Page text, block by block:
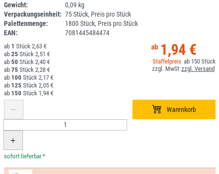
Gewicht:
0,09 kg
Verpackungseinheit: 75 Stück, Preis pro Stück
Palettenmenge:
1800 Stück, Preis pro Stück
EAN:
7081445484474
1,94 €
150
1
2,63 €
25
2,51 €
50
2,40 €
75
2,28 €
100
2,17 €
125
2,05 €
150
1,94 €
*